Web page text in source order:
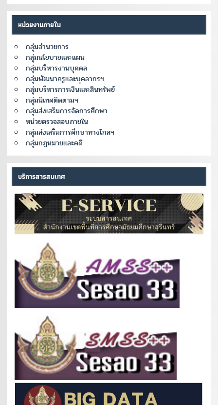
หน่วยงานภายใน
กลุ่มอำนวยการ
กลุ่มนโยบายและแผน
กลุ่มบริหารงานบุคคล
กลุ่มพัฒนาครูและบุคลากรฯ
กลุ่มบริหารการเงินและสินทรัพย์
กลุ่มนิเทศติดตามฯ
กลุ่มส่งเสริมการจัดการศึกษา
หน่วยตรวจสอบภายใน
กลุ่มส่งเสริมการศึกษาทางไกลฯ
กลุ่มกฎหมายและคดี
บริการสารสนเทศ